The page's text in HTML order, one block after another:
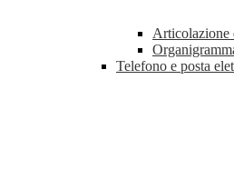
Telefono e posta